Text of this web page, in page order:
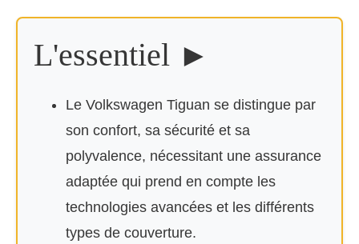
L'essentiel ►
Le Volkswagen Tiguan se distingue par
son confort, sa sécurité et sa
polyvalence, nécessitant une assurance
adaptée qui prend en compte les
technologies avancées et les différents
types de couverture.